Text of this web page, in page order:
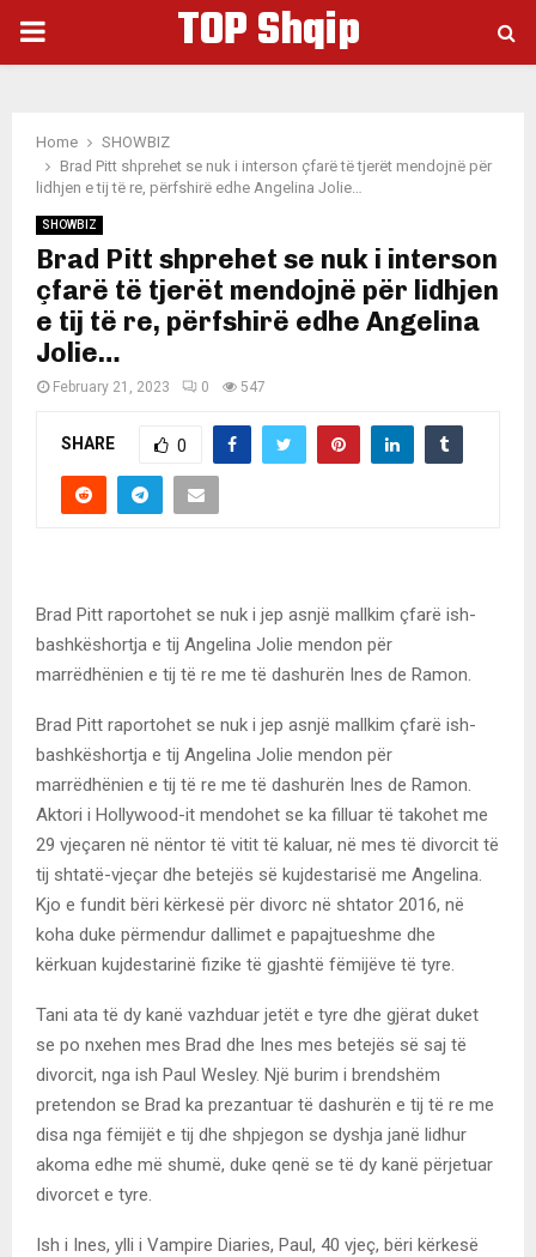
PRIMARY
TOP Shqip
Home
SHOWBIZ
Brad Pitt shprehet se nuk i interson çfarë të tjerët mendojnë për
lidhjen e tij të re, përfshirë edhe Angelina Jolie…
SHOWBIZ
Brad Pitt shprehet se nuk i interson
çfarë të tjerët mendojnë për lidhjen
e tij të re, përfshirë edhe Angelina
Jolie…
February 21, 2023 0 547
SHARE 0
Brad Pitt raportohet se nuk i jep asnjë mallkim çfarë ish-
bashkëshortja e tij Angelina Jolie mendon për
marrëdhënien e tij të re me të dashurën Ines de Ramon.
Brad Pitt raportohet se nuk i jep asnjë mallkim çfarë ish-
bashkëshortja e tij Angelina Jolie mendon për
marrëdhënien e tij të re me të dashurën Ines de Ramon.
Aktori i Hollywood-it mendohet se ka filluar të takohet me
29 vjeçaren në nëntor të vitit të kaluar, në mes të divorcit të
tij shtatë-vjeçar dhe betejës së kujdestarisë me Angelina.
Kjo e fundit bëri kërkesë për divorc në shtator 2016, në
koha duke përmendur dallimet e papajtueshme dhe
kërkuan kujdestarinë fizike të gjashtë fëmijëve të tyre.
Tani ata të dy kanë vazhduar jetët e tyre dhe gjërat duket
se po nxehen mes Brad dhe Ines mes betejës së saj të
divorcit, nga ish Paul Wesley. Një burim i brendshëm
pretendon se Brad ka prezantuar të dashurën e tij të re me
disa nga fëmijët e tij dhe shpjegon se dyshja janë lidhur
akoma edhe më shumë, duke qenë se të dy kanë përjetuar
divorcet e tyre.
Ish i Ines, ylli i Vampire Diaries, Paul, 40 vjeç, bëri kërkesë